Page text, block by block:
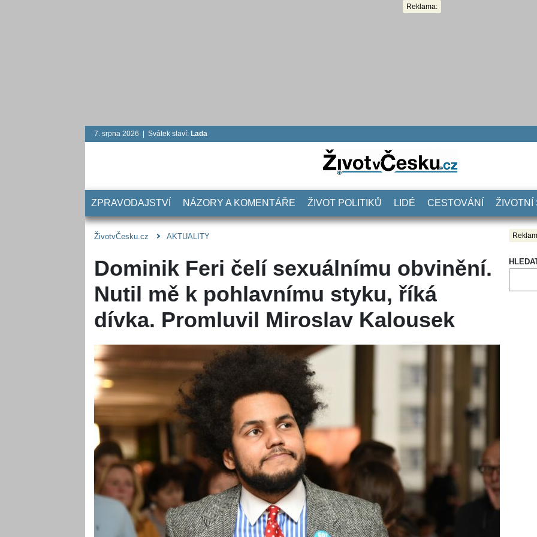
Reklama:
7. srpna 2026 | Svátek slaví: Lada
ZPRAVODAJSTVÍ NÁZORY A KOMENTÁŘE ŽIVOT POLITIKŮ LIDÉ CESTOVÁNÍ ŽIVOTNÍ
ŽivotvČesku.cz AKTUALITY
Dominik Feri čelí sexuálnímu obvinění.
Nutil mě k pohlavnímu styku, říká
dívka. Promluvil Miroslav Kalousek